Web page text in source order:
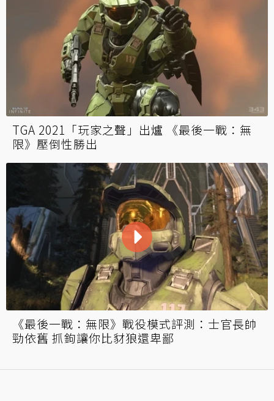
TGA 2021「玩家之聲」出爐 《最後一戰：無
限》壓倒性勝出
《最後一戰：無限》戰役模式評測：士官長帥
勁依舊 抓鉤讓你比豺狼還卑鄙